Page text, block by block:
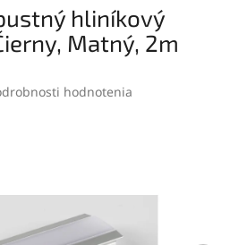
hliníkový
Matný, 2m
hodnotenia